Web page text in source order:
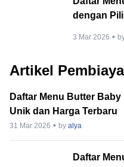
dengan
3 Mar 2026
Artikel
Daftar Menu Butter
Unik dan Harga Terbaru
31 Mar 2026 by alya
Daftar